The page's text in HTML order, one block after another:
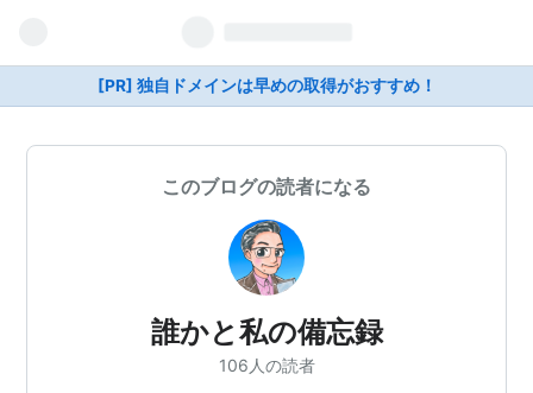
[PR] 独自ドメインは早めの取得がおすすめ！
このブログの読者になる
誰かと私の備忘録
106人の読者